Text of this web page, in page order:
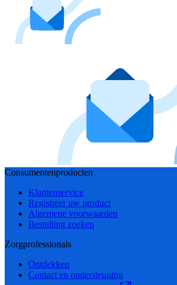
Consumentenproducten
Klantenservice
Registreer uw product
Algemene voorwaarden
Bestelling zoeken
Zorgprofessionals
Ontdekken
Contact en ondersteuning